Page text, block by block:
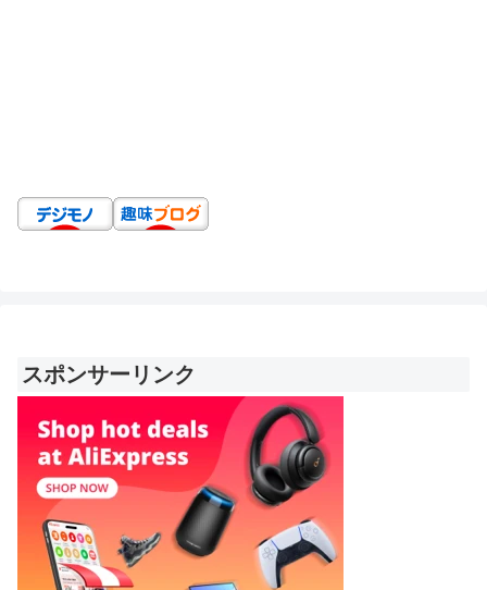
スポンサーリンク